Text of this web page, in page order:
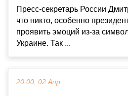
Пресс-секретарь России
что никто, особенно
проявить эмоций из-за
Украине. Так ...
20:00, 02 Апр